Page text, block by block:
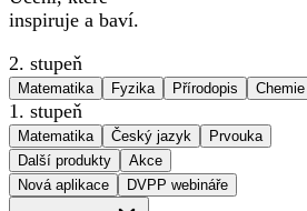
inspiruje a baví.
2. stupeň
Matematika Fyzika Přírodopis Chemie
1. stupeň
Matematika Český jazyk
Prvouka
Další produkty
Akce
Nová aplikace
DVPP webináře